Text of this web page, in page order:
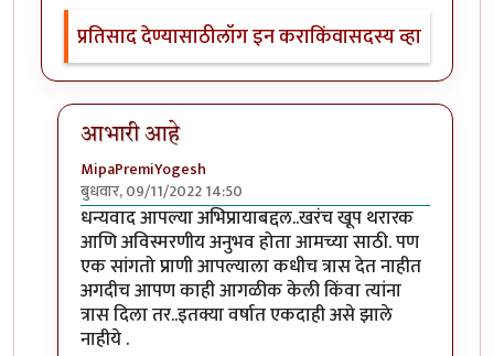
प्रतिसाद देण्यासाठीलॉग इन कराकिंवासदस्य व्हा
आभारी आहे
MipaPremiYogesh
बुधवार, 09/11/2022 14:50
In reply toअत्यंत थरारक अनुभवbyश्वेता२४
धन्यवाद आपल्या अभिप्रायाबद्दल..खरंच खूप थरारक
आणि अविस्मरणीय अनुभव होता आमच्या साठी. पण
एक सांगतो प्राणी आपल्याला कधीच त्रास देत नाहीत
अगदीच आपण काही आगळीक केली किंवा त्यांना
त्रास दिला तर..इतक्या वर्षात एकदाही असे झाले
नाहीये .